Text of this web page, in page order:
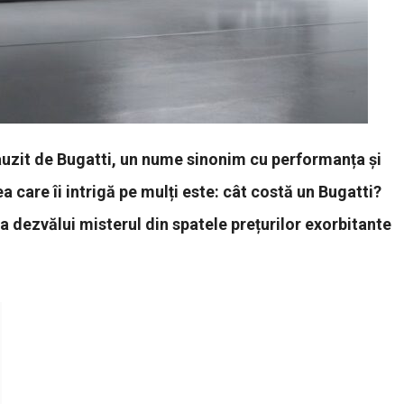
de Bugatti, un nume sinonim cu performanța și
care îi intrigă pe mulți este: cât costă un Bugatti?
dezvălui misterul din spatele prețurilor exorbitante